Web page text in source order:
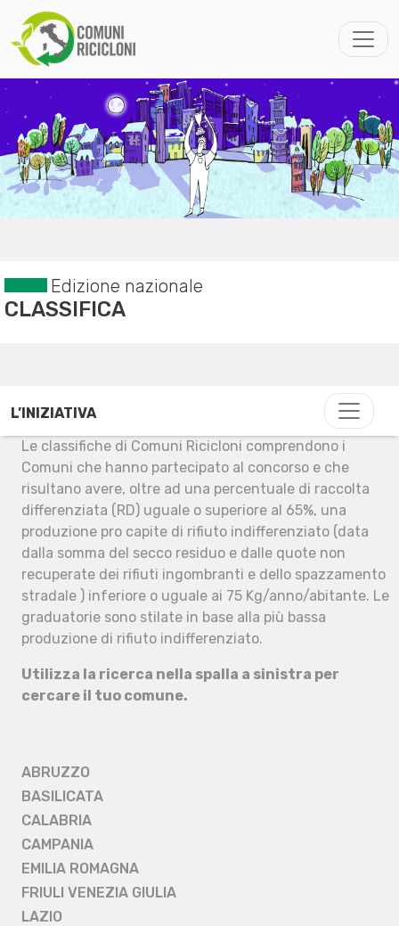
Edizione nazionale
CLASSIFICA
L’INIZIATIVA
Le classifiche di Comuni Ricicloni comprendono i
Comuni che hanno partecipato al concorso e che
risultano avere, oltre ad una percentuale di raccolta
differenziata (RD) uguale o superiore al 65%, una
produzione pro capite di rifiuto indifferenziato (data
dalla somma del secco residuo e dalle quote non
recuperate dei rifiuti ingombranti e dello spazzamento
stradale ) inferiore o uguale ai 75 Kg/anno/abitante. Le
graduatorie sono stilate in base alla più bassa
produzione di rifiuto indifferenziato.
Utilizza la ricerca nella spalla a sinistra per
cercare il tuo comune.
ABRUZZO
BASILICATA
CALABRIA
CAMPANIA
EMILIA ROMAGNA
FRIULI VENEZIA GIULIA
LAZIO